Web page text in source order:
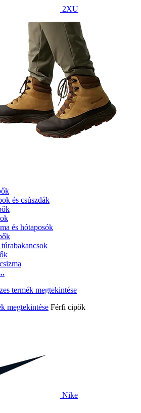
2XU
és csúszdák
és hótaposók
megtekintése Férfi cipők
Nike